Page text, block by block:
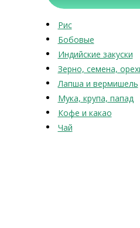
Рис
Бобовые
Индийские закуски
Зерно, семена,
Лапша и вермишель
Мука, крупа, папад
Кофе и какао
Чай